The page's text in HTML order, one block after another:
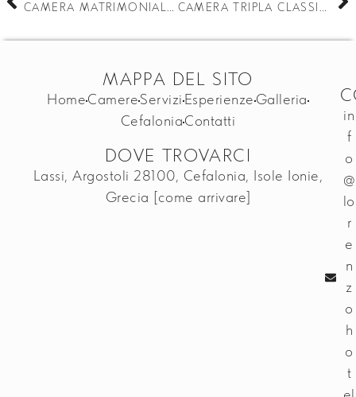
CAMERA MATRIMONIALE CLASSIC CON VISTA GIARDINO CAMERA TRIPLA CLASSIC CON VISTA GIARDINO
MAPPA DEL SITO
HomeCamereServiziEsperienzeGalleria
CefaloniaContatti
DOVE TROVARCI
Lassi, Argostoli 28100, Cefalonia, Isole Ionie,
Grecia
[come arrivare]
in
f
o
@
lo
r
e
n
z
o
h
o
t